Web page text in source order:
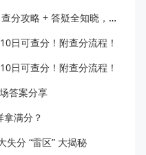
北京中考英语听说考明日放榜！查分攻略 + 答疑全知晓，速来收藏
日可查分！附查分流程！
日可查分！附查分流程！
答案分享
满分？
失分 “雷区” 大揭秘